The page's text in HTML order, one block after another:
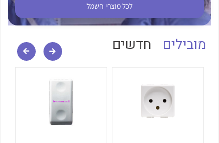
לכל מוצרי חשמל
מובילים חדשים